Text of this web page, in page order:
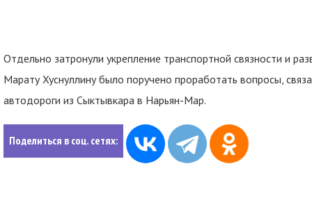
Отдельно затронули укрепление транспортной связности и
Марату Хуснуллину было поручено проработать вопросы,
автодороги из Сыктывкара в Нарьян-Мар.
Поделиться в соц. сетях: